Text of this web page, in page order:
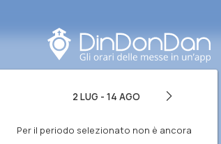
2 LUG - 14 AGO
Per il periodo selezionato non è ancora